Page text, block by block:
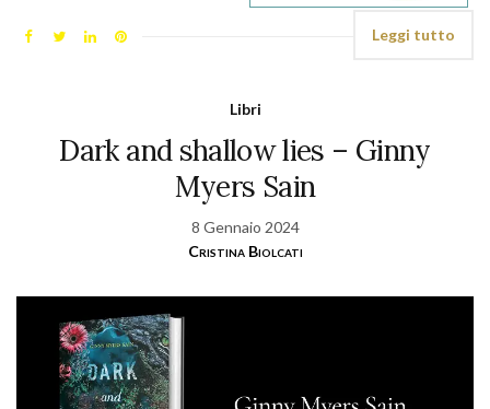
Leggi tutto
Libri
Dark and shallow lies – Ginny
Myers Sain
8 Gennaio 2024
Cristina Biolcati